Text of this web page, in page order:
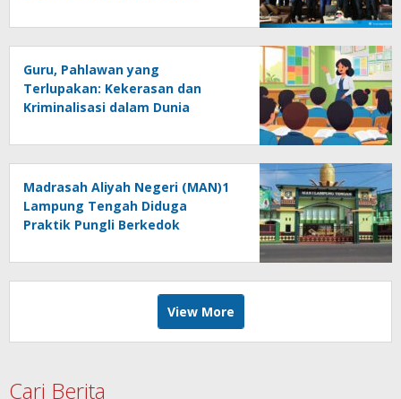
Guru, Pahlawan yang
Terlupakan: Kekerasan dan
Kriminalisasi dalam Dunia
Madrasah Aliyah Negeri (MAN)1
Lampung Tengah Diduga
Praktik Pungli Berkedok
Faktanya …!!!
View More
Cari Berita